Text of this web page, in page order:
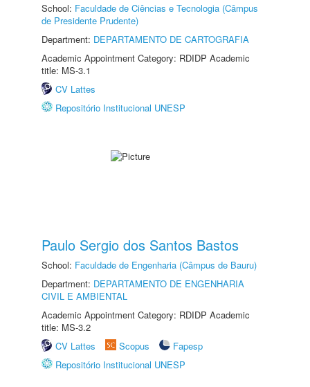
School: Faculdade de Ciências e Tecnologia (Câmpus
de Presidente Prudente)
Department: DEPARTAMENTO DE CARTOGRAFIA
Academic Appointment Category: RDIDP Academic
title: MS-3.1
CV Lattes
Repositório Institucional UNESP
Paulo Sergio dos Santos Bastos
School: Faculdade de Engenharia (Câmpus de Bauru)
Department: DEPARTAMENTO DE ENGENHARIA
CIVIL E AMBIENTAL
Academic Appointment Category: RDIDP Academic
title: MS-3.2
CV Lattes
Scopus
Fapesp
Repositório Institucional UNESP